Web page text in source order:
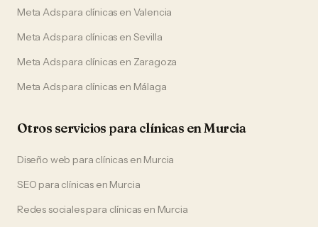
Meta Adspara clínicas en Valencia
Meta Adspara clínicas en Sevilla
Meta Adspara clínicas en Zaragoza
Meta Adspara clínicas en Málaga
Otros servicios paraclínicas enMurcia
Diseño web para clínicasen Murcia
SEO para clínicas en Murcia
Redes socialespara clínicas en Murcia